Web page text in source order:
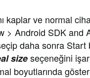
kaplar ve normal
> Android SDK and
daha sonra Start
sizeseçeneğini
boyutlarında